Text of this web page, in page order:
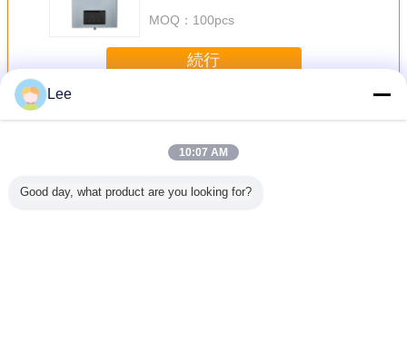
MOQ： 100pcs
続行
多く壁はガス ボイラーを掛けました
Lee
10:07 AM
Good day, what product are you looking for?